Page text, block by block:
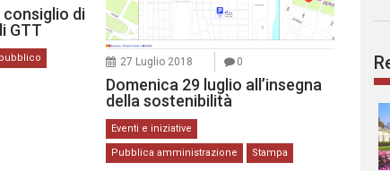
di
GTT
27 Luglio 2018 0
Domenica 29 luglio all’insegna
della sostenibilità
Eventi e iniziative
Pubblica amministrazione Stampa